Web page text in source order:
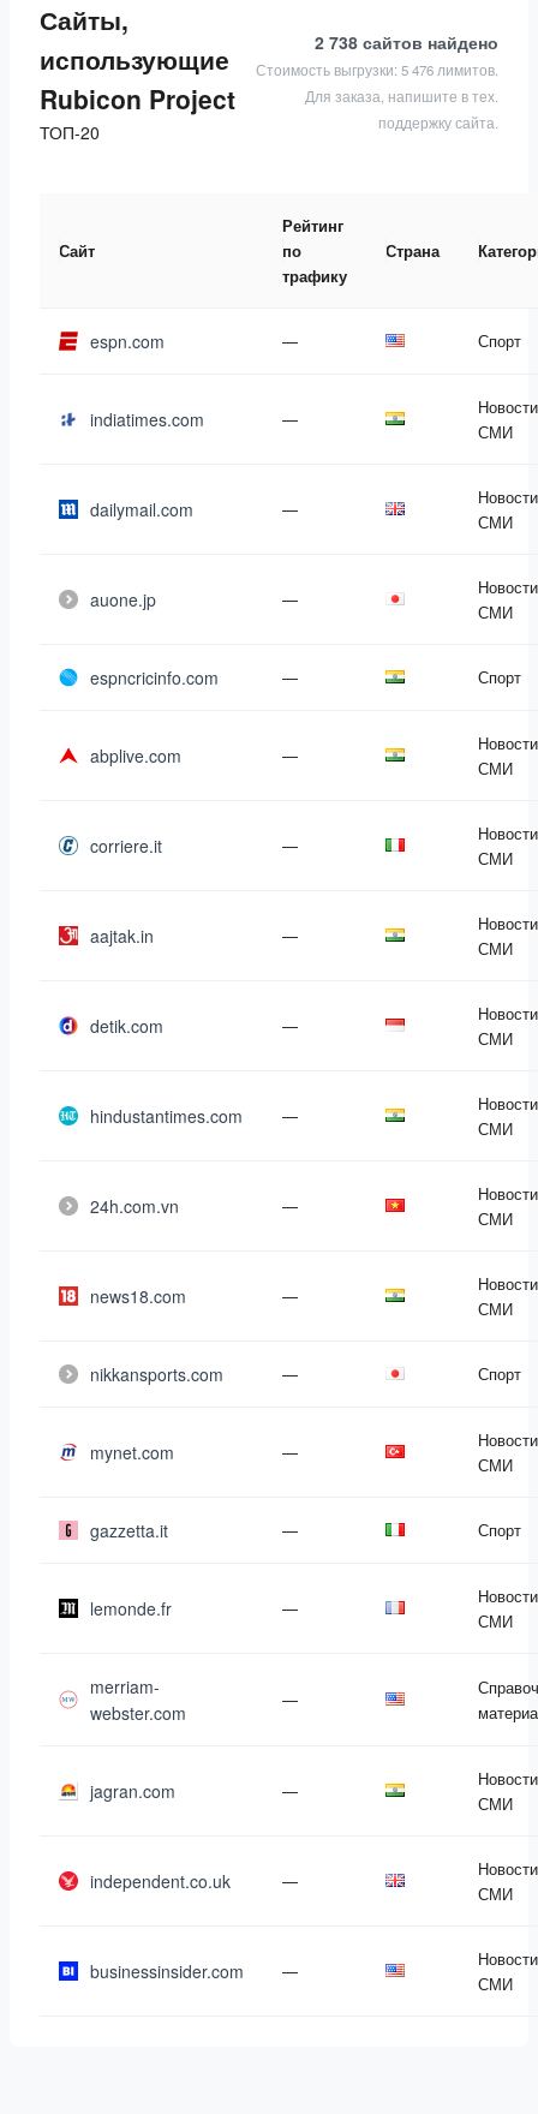
Сайты,
использующие
Rubicon Project
ТОП-20
2 738 сайтов найдено
Стоимость выгрузки: 5 476 лимитов.
Для заказа, напишите в тех.
поддержку сайта.
Сайт
Рейтинг
по
трафику
Страна
espn.com — Спорт
indiatimes.com —
СМИ
dailymail.com —
СМИ
auone.jp —
СМИ
espncricinfo.com — Спорт
abplive.com —
СМИ
corriere.it —
СМИ
aajtak.in —
СМИ
detik.com —
СМИ
hindustantimes.com —
СМИ
24h.com.vn —
СМИ
news18.com —
СМИ
nikkansports.com — Спорт
mynet.com —
СМИ
gazzetta.it — Спорт
lemonde.fr —
СМИ
merriam-
webster.com
—
jagran.com —
СМИ
independent.co.uk —
СМИ
businessinsider.com —
СМИ